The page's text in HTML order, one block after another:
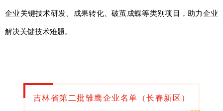
Deutsch
企业关键技术研发、成果转化、破茧成蝶等类别项目，助力企业
解决关键技术难题。
吉林省第二批雏鹰企业名单（长春新区）